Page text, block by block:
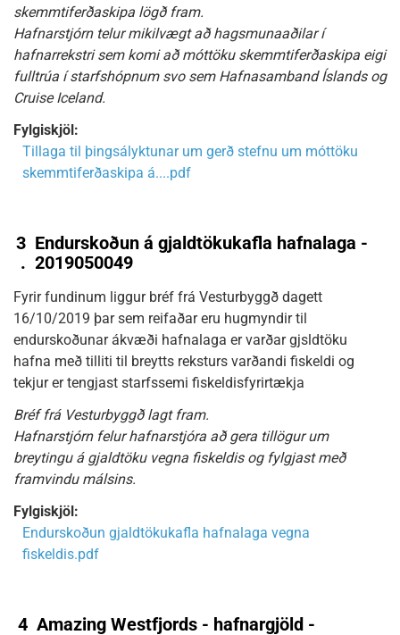
skemmtiferðaskipa lögð fram.
Hafnarstjórn telur mikilvægt að hagsmunaaðilar í
hafnarrekstri sem komi að móttöku skemmtiferðaskipa eigi
fulltrúa í starfshópnum svo sem Hafnasamband Íslands og
Cruise Iceland.
Fylgiskjöl:
Tillaga til þingsályktunar um gerð stefnu um móttöku
skemmtiferðaskipa á....pdf
3
.
Endurskoðun á gjaldtökukafla hafnalaga -
2019050049
Fyrir fundinum liggur bréf frá Vesturbyggð dagett
16/10/2019 þar sem reifaðar eru hugmyndir til
endurskoðunar ákvæði hafnalaga er varðar gjsldtöku
hafna með tilliti til breytts reksturs varðandi fiskeldi og
tekjur er tengjast starfssemi fiskeldisfyrirtækja
Bréf frá Vesturbyggð lagt fram.
Hafnarstjórn felur hafnarstjóra að gera tillögur um
breytingu á gjaldtöku vegna fiskeldis og fylgjast með
framvindu málsins.
Fylgiskjöl:
Endurskoðun gjaldtökukafla hafnalaga vegna
fiskeldis.pdf
4 Amazing Westfjords - hafnargjöld -